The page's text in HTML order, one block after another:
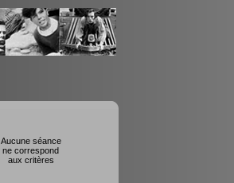
Aucune séance
ne correspond
aux critères